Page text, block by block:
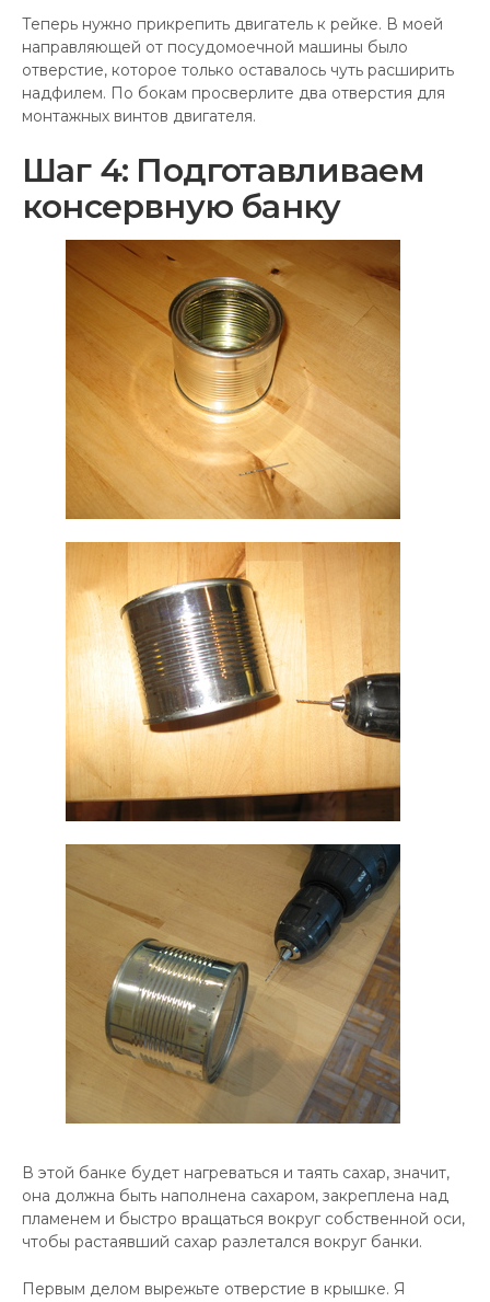
Теперь нужно прикрепить двигатель к рейке. В моей
направляющей от посудомоечной машины было
отверстие, которое только оставалось чуть расширить
надфилем. По бокам просверлите два отверстия для
монтажных винтов двигателя.
Шаг 4: Подготавливаем
консервную банку
В этой банке будет нагреваться и таять сахар, значит,
она должна быть наполнена сахаром, закреплена над
пламенем и быстро вращаться вокруг собственной оси,
чтобы растаявший сахар разлетался вокруг банки.
Первым делом вырежьте отверстие в крышке. Я